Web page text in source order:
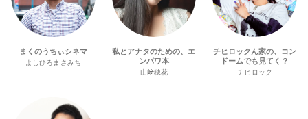
まくのうちぃシネマ
よしひろまさみち
私とアナタのための、エ
ンパワ本
山﨑穂花
チヒロックん家の、コン
ドームでも見てく？
チヒロック